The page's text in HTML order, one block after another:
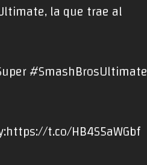
la que trae al
#SmashBrosUltimate
https://t.co/HB4S5aWGbf